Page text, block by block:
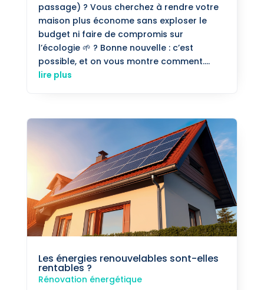
passage) ? Vous cherchez à rendre votre
maison plus économe sans exploser le
budget ni faire de compromis sur
l’écologie 🌱 ? Bonne nouvelle : c’est
possible, et on vous montre comment....
lire plus
Les énergies renouvelables sont-elles
rentables ?
Rénovation énergétique